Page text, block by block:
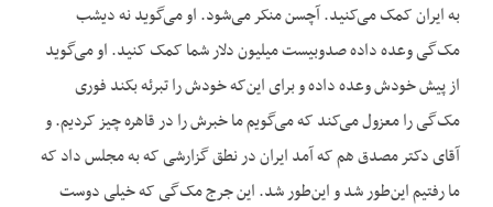
به ایران کمک می‌کنید. آچسن منکر می‌شود. او می‌گوید نه دیشب
مک‌گی وعده داده صدوبیست میلیون دلار شما کمک کنید. او می‌گوید
از پیش خودش وعده داده و برای این‌که خودش را تبرئه بکند فوری
مک‌گی را معزول می‌کند که می‌گویم ما خبرش را در قاهره چیز کردیم. و
آقای دکتر مصدق هم که آمد ایران در نطق گزارشی که به مجلس داد که
ما رفتیم این‌طور شد و این‌طور شد. این جرج مک‌گی که خیلی دوست